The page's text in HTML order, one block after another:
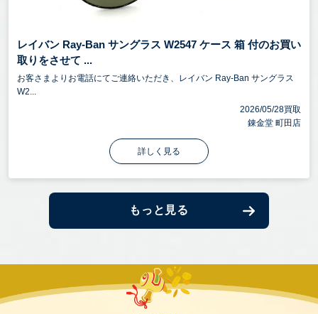
レイバン Ray-Ban サングラス W2547 ケース 箱 付のお買い
取りをさせて ...
お客さまよりお電話にてご連絡いただき、レイバン Ray-Ban サングラス
W2...
2026/05/28買取
錬金堂 町田店
詳しく見る
もっと見る